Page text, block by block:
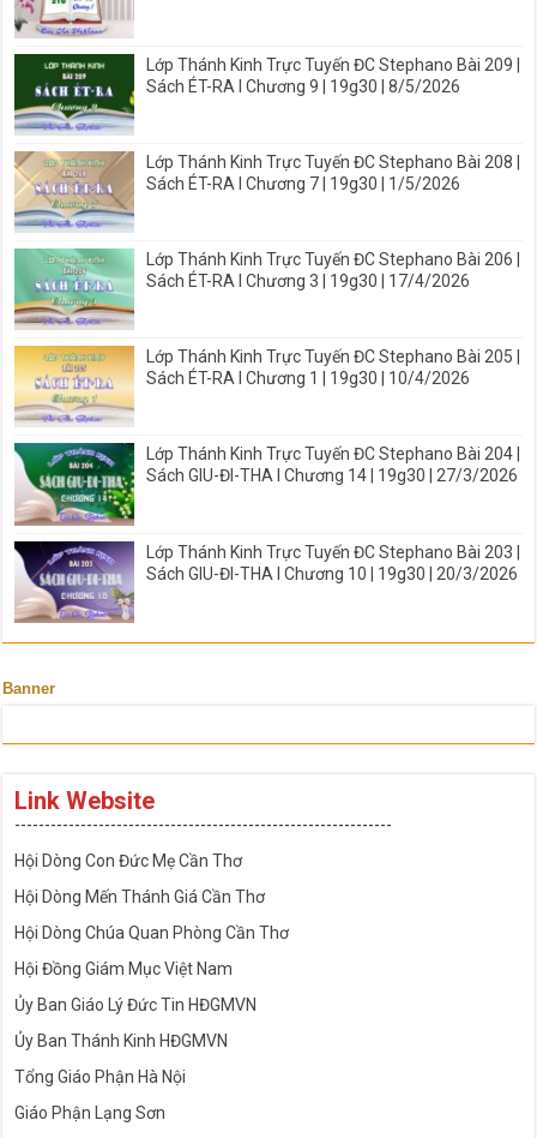
Lớp Thánh Kinh Trực Tuyến ĐC Stephano Bài 209 |
Sách ÉT-RA I Chương 9 | 19g30 | 8/5/2026
Lớp Thánh Kinh Trực Tuyến ĐC Stephano Bài 208 |
Sách ÉT-RA I Chương 7 | 19g30 | 1/5/2026
Lớp Thánh Kinh Trực Tuyến ĐC Stephano Bài 206 |
Sách ÉT-RA I Chương 3 | 19g30 | 17/4/2026
Lớp Thánh Kinh Trực Tuyến ĐC Stephano Bài 205 |
Sách ÉT-RA I Chương 1 | 19g30 | 10/4/2026
Lớp Thánh Kinh Trực Tuyến ĐC Stephano Bài 204 |
Sách GIU-ĐI-THA I Chương 14 | 19g30 | 27/3/2026
Lớp Thánh Kinh Trực Tuyến ĐC Stephano Bài 203 |
Sách GIU-ĐI-THA I Chương 10 | 19g30 | 20/3/2026
Banner
Link Website
---------------------------------------------------------------
Hội Dòng Con Đức Mẹ Cần Thơ
Hội Dòng Mến Thánh Giá Cần Thơ
Hội Dòng Chúa Quan Phòng Cần Thơ
Hội Đồng Giám Mục Việt Nam
Ủy Ban Giáo Lý Đức Tin HĐGMVN
Ủy Ban Thánh Kinh HĐGMVN
Tổng Giáo Phận Hà Nội
Giáo Phận Lạng Sơn